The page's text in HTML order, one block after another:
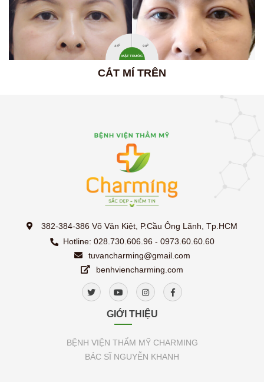
MẶT TRƯỚC
450 900
CẮT MÍ TRÊN
382-384-386 Võ Văn Kiệt, P.Cầu Ông Lãnh, Tp.HCM
Hotline: 028.730.606.96 - 0973.60.60.60
tuvancharming@gmail.com
benhviencharming.com
GIỚI THIỆU
BỆNH VIỆN THẨM MỸ CHARMING
BÁC SĨ NGUYỄN KHANH